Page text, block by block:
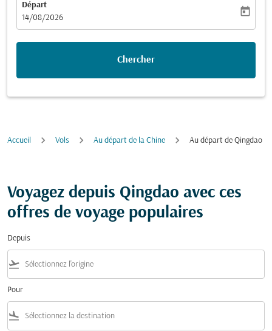
Départ
fc-booking-departure-date-aria-label
14/08/2026
today
Chercher
Accueil Vols Au départ de la Chine Au départ de Qingdao
Voyagez depuis Qingdao avec ces
offres de voyage populaires
Depuis
flight_takeoff
Pour
flight_land